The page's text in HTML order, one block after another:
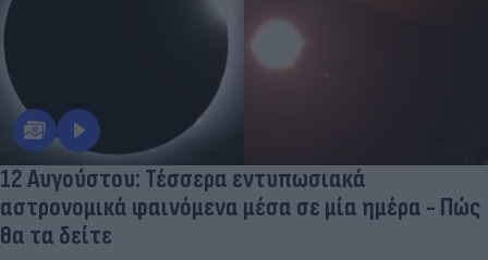
12 Αυγούστου: Τέσσερα εντυπωσιακά
αστρονομικά φαινόμενα μέσα σε μία ημέρα - Πώς
θα τα δείτε